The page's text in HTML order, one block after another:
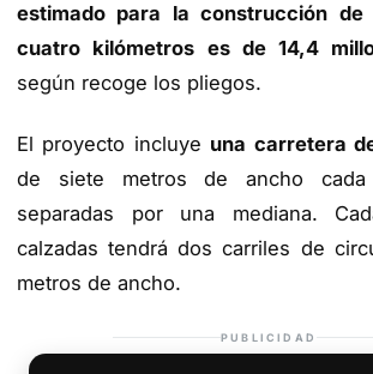
estimado para la construcción
cuatro kilómetros es de 14,4
según recoge los pliegos.
El proyecto incluye una carretera
de siete metros de ancho
separadas por una mediana.
calzadas tendrá dos carriles de
metros de ancho.
PUBLICIDAD